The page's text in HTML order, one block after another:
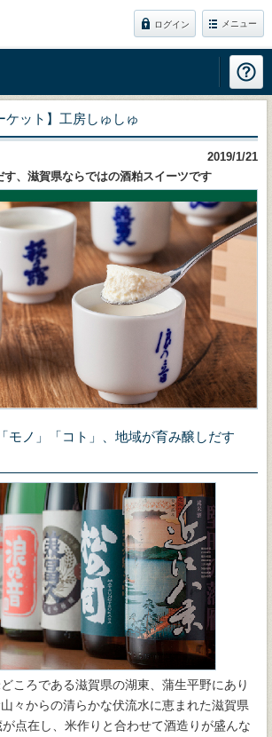
ログイン メニュー
ケット】工房しゅしゅ
2019/1/21
す、滋賀県ならではの酒粕スイーツです
モノ」「コト」、地域が育み醸しだす
ころである滋賀県の湖東、蒲生平野にあり
々からの清らかな伏流水に恵まれた滋賀県
点在し、米作りと合わせて酒造りが盛んな